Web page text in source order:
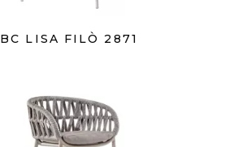
BC LISA FILÒ 2871